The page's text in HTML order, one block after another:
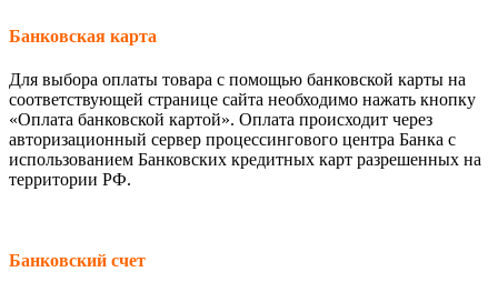
Банковская карта
Для выбора оплаты товара с помощью банковской карты на
соответствующей странице сайта необходимо нажать кнопку
«Оплата банковской картой». Оплата происходит через
авторизационный сервер процессингового центра Банка с
использованием Банковских кредитных карт разрешенных на
территории РФ.
Банковский счет